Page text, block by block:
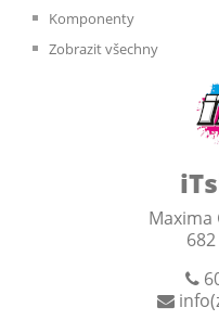
Maxima
Komponenty
Zobrazit všechny